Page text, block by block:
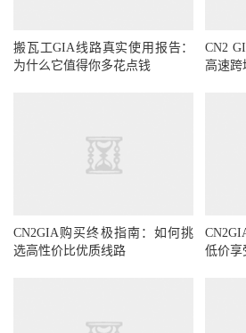
搬瓦工GIA线路真实使用报告：
为什么它值得你多花点钱
CN2
高速跨
CN2GIA购买终极指南：如何挑
选高性价比优质线路
低价享